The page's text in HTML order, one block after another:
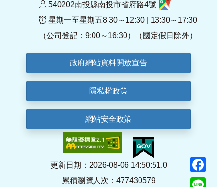
540202南投縣南投市省府路4號
星期一至星期五8:30～12:30 | 13:30～17:30
（公司登記：9:00～16:30）（國定假日除外）
政府網站資料開放宣告
隱私權政策
網站安全政策
更新日期：2026-08-06 14:50:51.0
累積瀏覽人次：477430579